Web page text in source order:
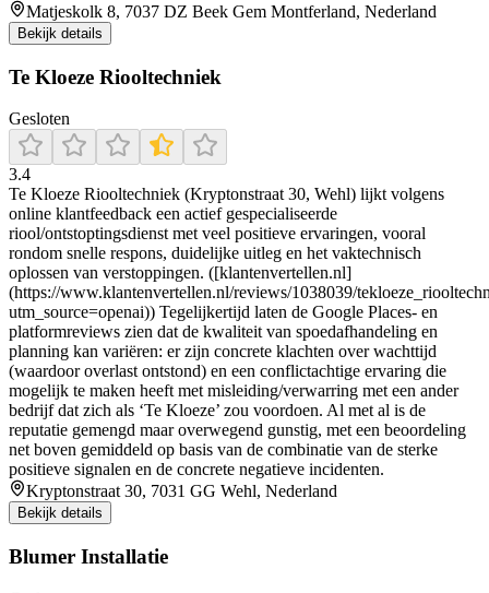
Matjeskolk 8, 7037 DZ Beek Gem Montferland, Nederland
Bekijk details
Te Kloeze Riooltechniek
Gesloten
3.4
Te Kloeze Riooltechniek (Kryptonstraat 30, Wehl) lijkt volgens
online klantfeedback een actief gespecialiseerde
riool/ontstoptingsdienst met veel positieve ervaringen, vooral
rondom snelle respons, duidelijke uitleg en het vaktechnisch
oplossen van verstoppingen. ([klantenvertellen.nl]
(https://www.klantenvertellen.nl/reviews/1038039/
utm_source=openai)) Tegelijkertijd laten de Google Places- en
platformreviews zien dat de kwaliteit van spoedafhandeling en
planning kan variëren: er zijn concrete klachten over wachttijd
(waardoor overlast ontstond) en een conflictachtige ervaring die
mogelijk te maken heeft met misleiding/verwarring met een ander
bedrijf dat zich als ‘Te Kloeze’ zou voordoen. Al met al is de
reputatie gemengd maar overwegend gunstig, met een beoordeling
net boven gemiddeld op basis van de combinatie van de sterke
positieve signalen en de concrete negatieve incidenten.
Kryptonstraat 30, 7031 GG Wehl, Nederland
Bekijk details
Blumer Installatie